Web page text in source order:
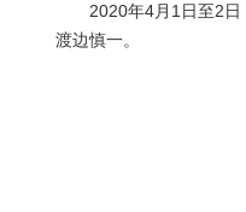
2020年4月1日至2日，
渡边慎一。